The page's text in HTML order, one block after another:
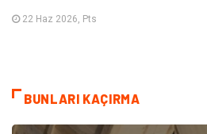
22 Haz 2026, Pts
BUNLARI KAÇIRMA